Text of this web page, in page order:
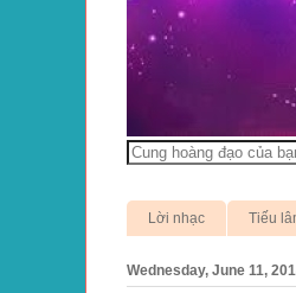
Lời nhạc Tiếu
Wednesday, June 11,